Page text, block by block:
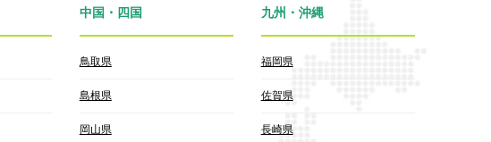
中国・四国
鳥取県
島根県
岡山県
九州・沖縄
福岡県
佐賀県
長崎県